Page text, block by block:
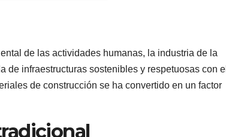
de las actividades humanas, la industria de la
de infraestructuras sostenibles y respetuosas con el
de construcción se ha convertido en un factor